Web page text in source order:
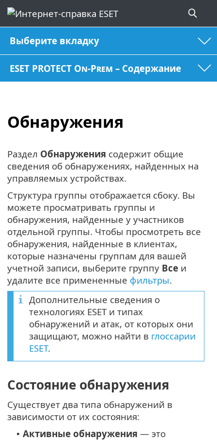
Выберите вкладку
ESET PROTECT On-Prem – Содержание
Обнаружения
Раздел Обнаружения содержит общие
сведения об обнаружениях, найденных на
управляемых устройствах.
Структура группы отображается сбоку. Вы
можете просматривать группы и
обнаружения, найденные у участников
отдельной группы. Чтобы просмотреть все
обнаружения, найденные в клиентах,
которые назначены группам для вашей
учетной записи, выберите группу Все и
удалите все примененные фильтры.
Дополнительные сведения о
технологиях ESET и типах
обнаружений и атак, от которых они
защищают, можно найти в глоссарии
ESET.
Состояние обнаружения
Существует два типа обнаружений в
зависимости от их состояния:
• Активные обнаружения — это